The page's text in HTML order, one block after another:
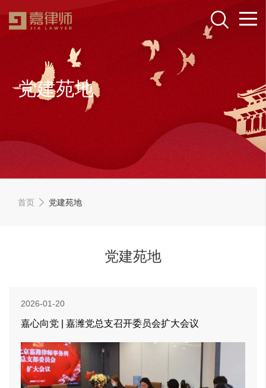
党建苑地
首页 党建苑地
党建苑地
2026-01-20
嘉心向党 | 嘉潍党总支召开委员会扩大会议